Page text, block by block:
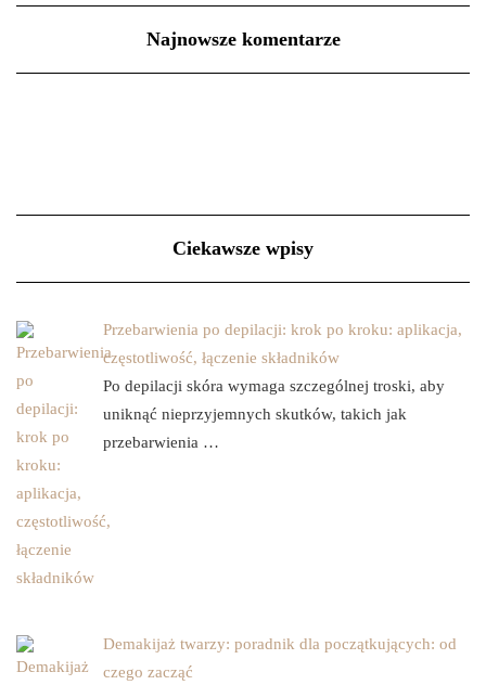
Najnowsze komentarze
Ciekawsze wpisy
Przebarwienia po depilacji: krok po kroku: aplikacja,
częstotliwość, łączenie składników
Po depilacji skóra wymaga szczególnej troski, aby
uniknąć nieprzyjemnych skutków, takich jak
przebarwienia …
Demakijaż twarzy: poradnik dla początkujących: od
czego zacząć